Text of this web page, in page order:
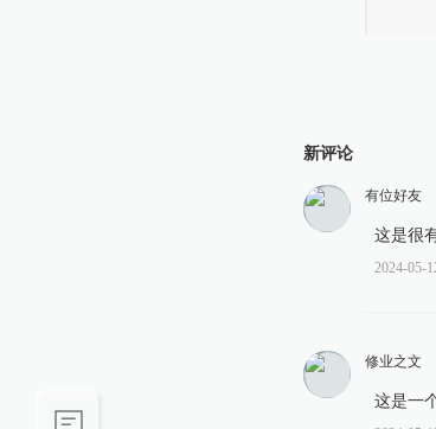
新评论
有位好友
这是很
2024-05-
修业之文
这是一